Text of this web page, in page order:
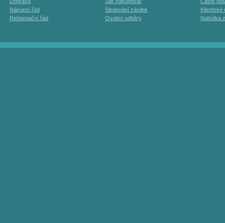
Nákupní řád
Reklamační řád
Sledování zásilek
Osobní odběry
Klientské
Nabídka